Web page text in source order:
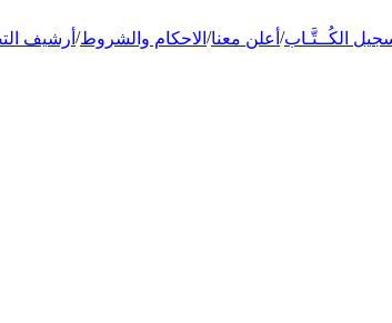
الكُــتَّـاب/ أعلن معنا/ الاحكام والشروط/ أرشيف